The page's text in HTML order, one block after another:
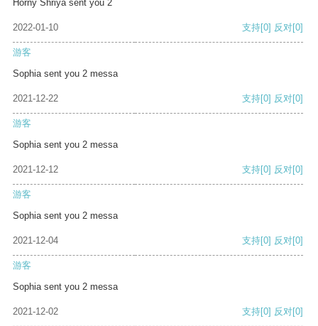
Horny Shriya sent you 2
2022-01-10 支持[0] 反对[0]
游客
Sophia sent you 2 messa
2021-12-22 支持[0] 反对[0]
游客
Sophia sent you 2 messa
2021-12-12 支持[0] 反对[0]
游客
Sophia sent you 2 messa
2021-12-04 支持[0] 反对[0]
游客
Sophia sent you 2 messa
2021-12-02 支持[0] 反对[0]